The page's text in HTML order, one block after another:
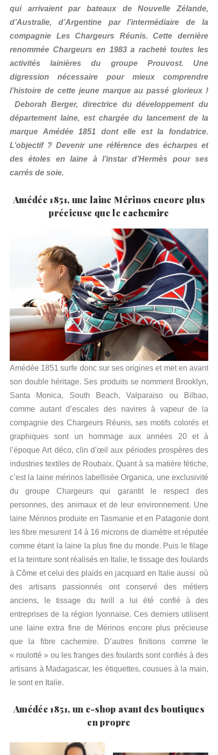
qui arrivaient par bateaux de Nouvelle Zélande,
d’Australie, d’Argentine par l’intermédiaire de la
compagnie Les Chargeurs Réunis. Cette dernière
renommée Chargeurs en 1983 a racheté toutes les
activités lainières du groupe Prouvost. Une
digression nécessaire pour mieux comprendre
l’histoire de cette jeune marque au passé glorieux !
Deborah Berger, directrice du développement du
département laine, est chargée du lancement de la
marque Amédée 1851 dont elle est la fondatrice.
L’objectif ? Devenir une référence des écharpes et
des étoles en laine à l’instar d’Hermès pour ses
carrés de soie.
Amédée 1851, une laine Mérinos encore plus
précieuse que le cachemire
Amédée 1851 surfe donc sur ses origines et met en avant
son double héritage. Ses produits se nomment Brooklyn,
Santa Monica, South Beach, Valparaiso ou Bilbao,
comme autant d’escales des navires à vapeur de la
compagnie des Chargeurs Réunis, ses motifs colorés et
graphiques sont un hommage aux années 20 et à
l’époque Art déco, clin d’œil aux périodes prospères des
industries textiles de Roubaix. Quant à sa matière fétiche,
c’est la laine mérinos labellisée Organica, une exclusivité
du groupe Chargeurs qui garantit le respect des
personnes, des animaux et de leur environnement. Une
laine Mérinos produite en Tasmanie et en Patagonie dont
les fibre mesurent 14 à 16 microns de diamètre et réputée
comme étant la laine la plus fine du monde. Puis le filage
et la teinture sont réalisés en Italie, le tissage des foulards
à Côme et celui des plaids en jacquard en Italie aussi où
des artisans passionnés ont conservé des métiers
anciens, le tissage du twill a lui été confié à des
entreprises de la région lyonnaise. Ces derniers utilisent
une laine extra fine de Mérinos encore plus précieuse
que la fibre cachemire. D’autres finitions comme le
« roulotté » ou les franges des foulards sont confiés à des
artisans à Madagascar, les étiquettes, cousues à la main,
le sont en Italie.
Amédée 1851, un e-shop avant des boutiques
en propre